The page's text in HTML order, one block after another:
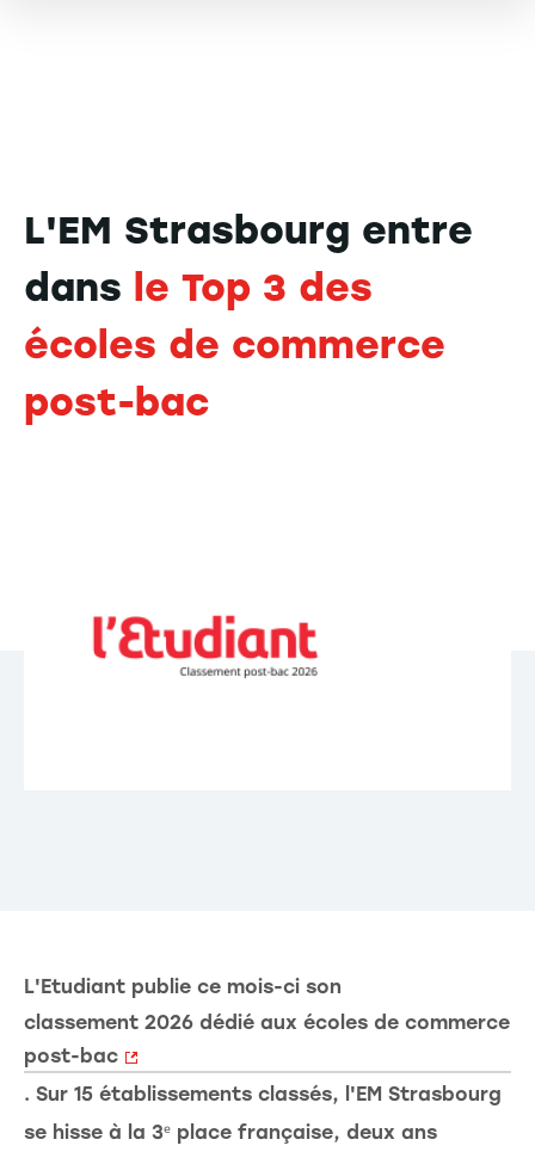
L'EM Strasbourg entre
dans le Top 3 des
écoles de commerce
post-bac
L'Etudiant publie ce mois-ci son
classement 2026 dédié aux écoles de commerce
post-bac
. Sur 15 établissements classés, l'EM Strasbourg
se hisse à la 3ᵉ place française, deux ans